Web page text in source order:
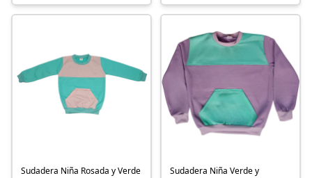
Sudadera Niña Rosada y Verde
Sudadera Niña Verde y